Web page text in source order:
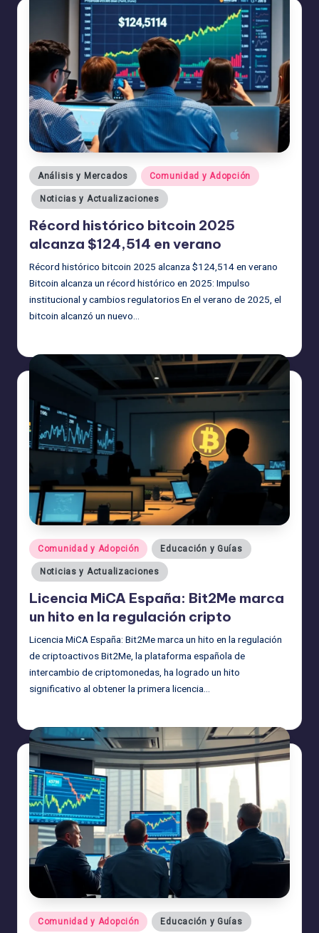
Publicado
en
Análisis y Mercados Comunidad y Adopción
Noticias y Actualizaciones
Récord histórico bitcoin 2025
alcanza $124,514 en verano
Récord histórico bitcoin 2025 alcanza $124,514 en verano
Bitcoin alcanza un récord histórico en 2025: Impulso
institucional y cambios regulatorios En el verano de 2025, el
bitcoin alcanzó un nuevo…
Publicado
en
Comunidad y Adopción Educación y Guías
Noticias y Actualizaciones
Licencia MiCA España: Bit2Me marca
un hito en la regulación cripto
Licencia MiCA España: Bit2Me marca un hito en la regulación
de criptoactivos Bit2Me, la plataforma española de
intercambio de criptomonedas, ha logrado un hito
significativo al obtener la primera licencia…
Publicado
Comunidad y Adopción Educación y Guías